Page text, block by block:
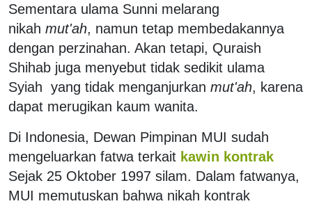
Sementara ulama Sunni melarang
nikah mut'ah, namun tetap membedakannya
dengan perzinahan. Akan tetapi, Quraish
Shihab juga menyebut tidak sedikit ulama
Syiah yang tidak menganjurkan mut'ah, karena
dapat merugikan kaum wanita.
Di Indonesia, Dewan Pimpinan MUI sudah
mengeluarkan fatwa terkait kawin kontrak
Sejak 25 Oktober 1997 silam. Dalam fatwanya,
MUI memutuskan bahwa nikah kontrak